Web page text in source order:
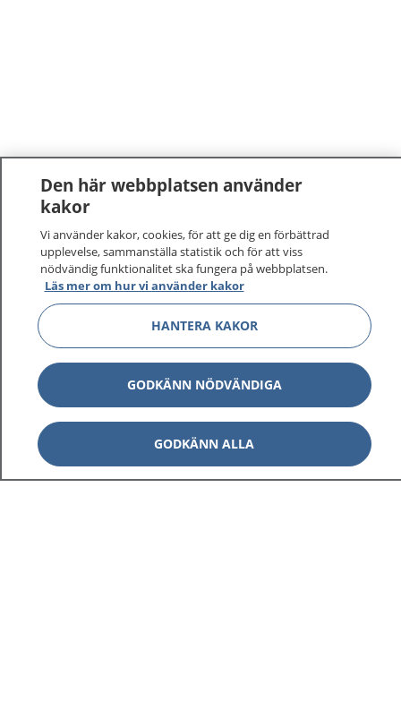
Den här webbplatsen använder
kakor
Vi använder kakor, cookies, för att ge dig en förbättrad
upplevelse, sammanställa statistik och för att viss
nödvändig funktionalitet ska fungera på webbplatsen.
Läs mer om hur vi använder kakor
HANTERA KAKOR
GODKÄNN NÖDVÄNDIGA
GODKÄNN ALLA